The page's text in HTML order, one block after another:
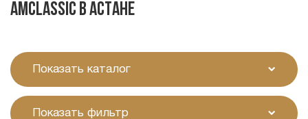
Amclassic в Астане
Показать каталог
Показать фильтр